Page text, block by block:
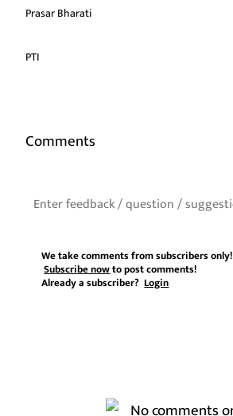
Prasar Bharati
PTI
Comments
We take comments from subscribers only!
Subscribe nowto post comments!
Already a subscriber?Login